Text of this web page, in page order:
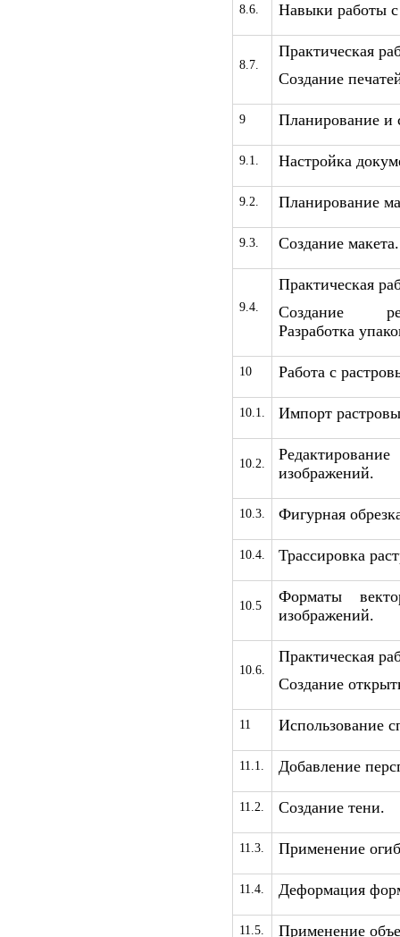
8.6. Навыки работы
8.7.
Практическая
Создание
9 Планирование и
9.1. Настройка
9.2. Планирование
9.3. Создание макета.
9.4.
Практическая
Создание
Разработка
10 Работа с
10.1. Импорт
10.2.
изображений.
10.3. Фигурная
10.4. Трассировка
10.5
Форматы
изображений.
10.6.
Практическая
Создание
11 Использование
11.1. Добавление
11.2. Создание тени.
11.3. Применение
11.4. Деформация
11.5. Применение